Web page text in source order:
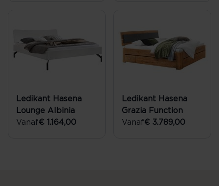
Ledikant Hasena
Lounge Albinia
Vanaf€ 1.164,00
Ledikant Hasena
Grazia Function
Vanaf€ 3.789,00